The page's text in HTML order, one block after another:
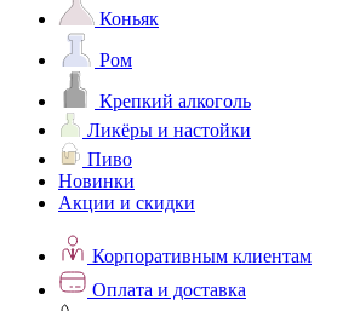
Коньяк
Ром
Крепкий алкоголь
Ликёры и настойки
Пиво
Новинки
Акции и скидки
Корпоративным клиентам
Оплата и доставка